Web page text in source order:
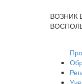
ВОЗНИК